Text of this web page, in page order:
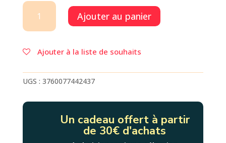
quantité
CARTE
MAIN
Ajouter au panier
Ajouter à la liste de souhaits
UGS : 3760077442437
Un cadeau offert à partir
de 30€ d'achats